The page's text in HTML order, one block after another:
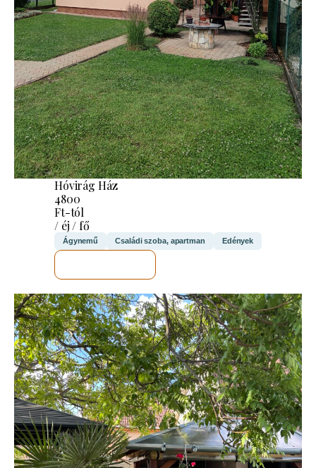
Hóvirág Ház
4800
Ft-tól
/ éj / fő
Ágynemű Családi szoba, apartman Edények